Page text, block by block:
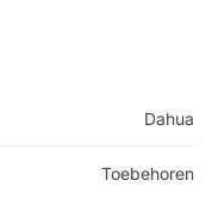
Dahua
Toebehoren